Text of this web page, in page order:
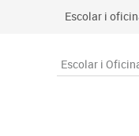
Escolar i
Arxiu,
Escolar i